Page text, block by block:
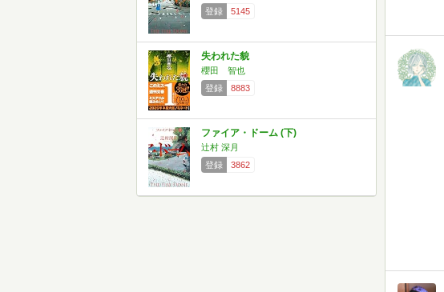
登録
5145
失われた貌
櫻田 智也
登録
8883
ファイア・ドーム (下)
辻村 深月
登録
3862